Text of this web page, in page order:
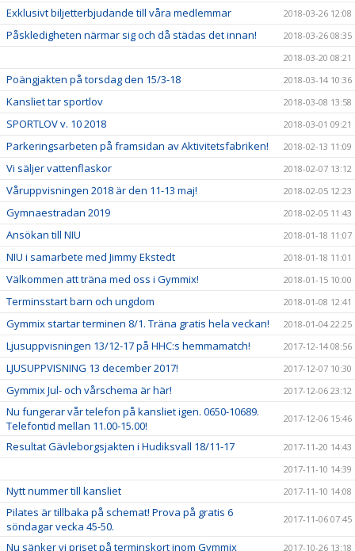
Exklusivt biljetterbjudande till våra medlemmar 2018-03-26 12:08
Påskledigheten närmar sig och då städas det innan!
2018-03-26 08:35
2018-03-20 08:21
Poängjakten på torsdag den 15/3-18 2018-03-14 10:36
Kansliet tar sportlov 2018-03-08 13:58
SPORTLOV v. 10 2018 2018-03-01 09:21
Parkeringsarbeten på framsidan av Aktivitetsfabriken! 2018-02-13 11:09
Vi säljer vattenflaskor 2018-02-07 13:12
Våruppvisningen 2018 är den 11-13 maj! 2018-02-05 12:23
Gymnaestradan 2019 2018-02-05 11:43
Ansökan till NIU 2018-01-18 11:07
NIU i samarbete med Jimmy Ekstedt 2018-01-18 11:01
Välkommen att träna med oss i Gymmix! 2018-01-15 10:00
Terminsstart barn och ungdom 2018-01-08 12:41
Gymmix startar terminen 8/1. Träna gratis hela veckan! 2018-01-04 22:25
Ljusuppvisningen 13/12-17 på HHC:s hemmamatch! 2017-12-14 08:56
LJUSUPPVISNING 13 december 2017! 2017-12-07 10:30
Gymmix Jul- och vårschema är här! 2017-12-06 23:12
Nu fungerar vår telefon på kansliet igen. 0650-10689.
Telefontid mellan 11.00-15.00!
2017-12-06 15:46
Resultat Gävleborgsjakten i Hudiksvall 18/11-17
2017-11-20 14:43
2017-11-10 14:39
Nytt nummer till kansliet 2017-11-10 14:08
Pilates är tillbaka på schemat! Prova på gratis 6
söndagar vecka 45-50.
2017-11-06 07:45
Nu sänker vi priset på terminskort inom Gymmix 2017-10-26 13:18